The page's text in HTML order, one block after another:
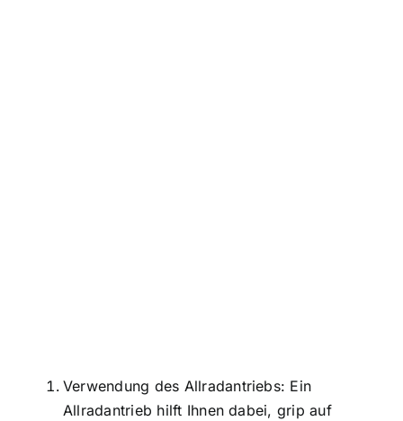
Verwendung des Allradantriebs: Ein
Allradantrieb hilft Ihnen dabei, grip auf